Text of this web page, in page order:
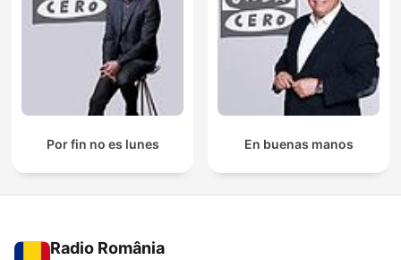
Por fin no es lunes En buenas manos
Radio România